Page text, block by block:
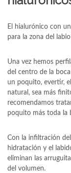
El hialurónico con
para la zona del
Una vez hemos
del centro de la
un poquito, evertir,
natural, sea más
recomendamos
poquito más toda la
Con la infiltración
hidratación y el
eliminan las
del volumen.